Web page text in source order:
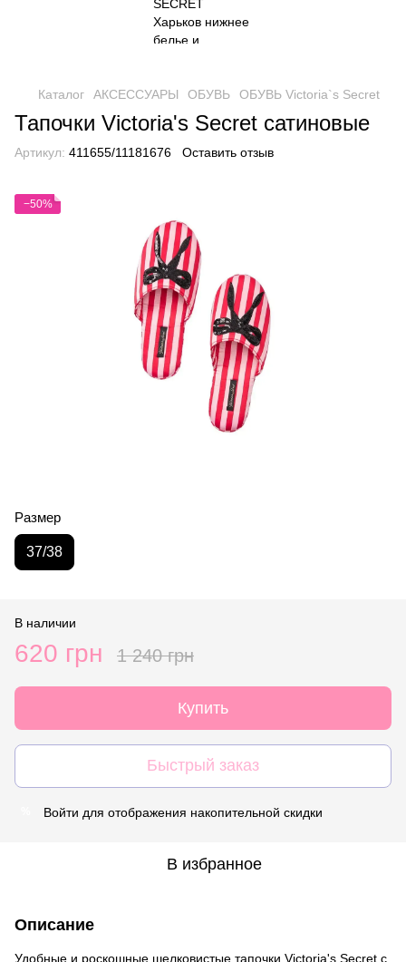
Каталог АКСЕССУАРЫ ОБУВЬ ОБУВЬ Victoria`s Secret
Тапочки Victoria's Secret сатиновые
Артикул: 411655/11181676 Оставить отзыв
−50%
Размер
37/38
В наличии
620 грн 1 240 грн
Купить
Быстрый заказ
Войти для отображения накопительной скидки
В избранное
Описание
Удобные и роскошные шелковистые тапочки Victoria's Secret с